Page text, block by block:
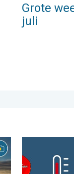
Grote
juli
uploader. . .
Woensdag